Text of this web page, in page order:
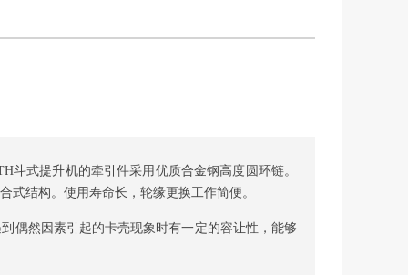
斗式提升机的牵引件采用优质合金钢高度圆环链。
式结构。使用寿命长，轮缘更换工作简便。
偶然因素引起的卡壳现象时有一定的容让性，能够